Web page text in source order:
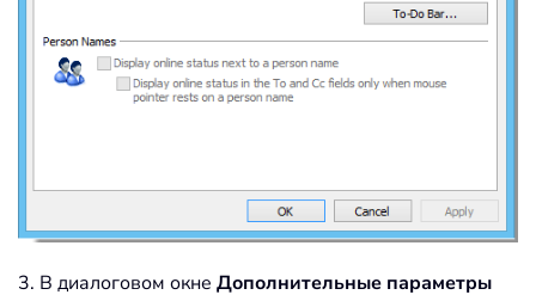
3. В диалоговом окне Дополнительные параметры